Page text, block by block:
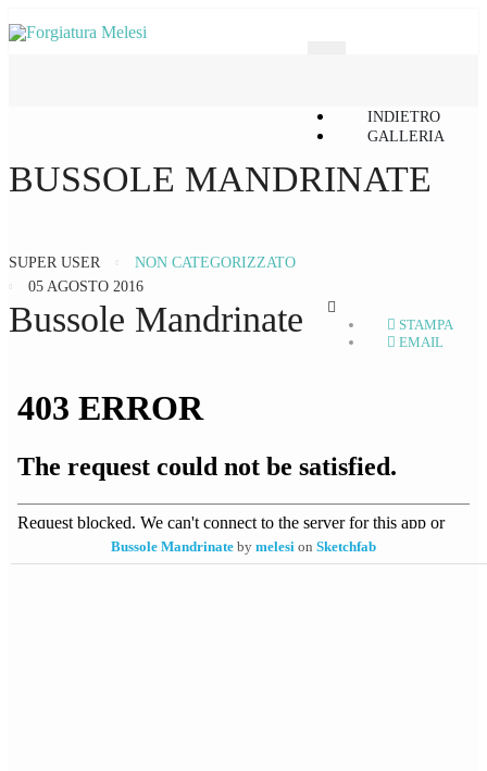
INDIETRO
GALLERIA
BUSSOLE MANDRINATE
SUPER USER
NON CATEGORIZZATO
05 AGOSTO 2016
STAMPA
EMAIL
Bussole Mandrinate
Bussole Mandrinate by melesi on Sketchfab